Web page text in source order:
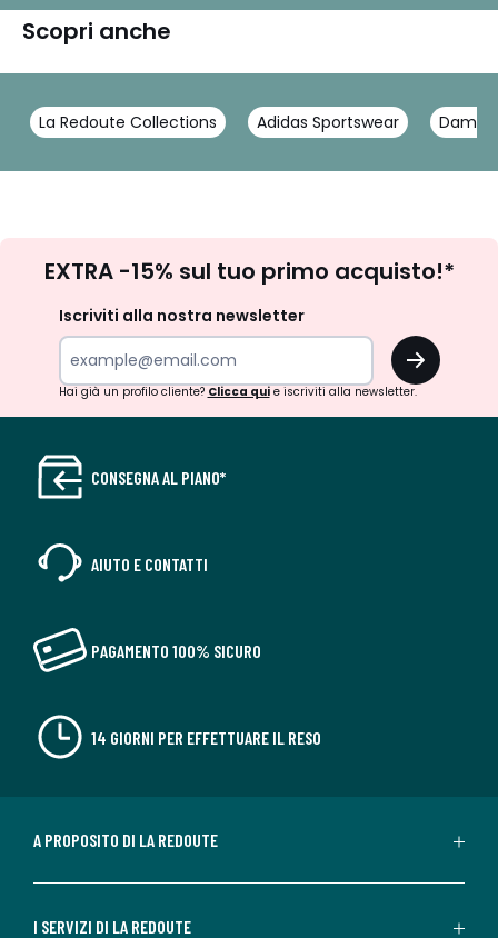
Scopri anche
La Redoute Collections Adidas Sportswear Damart
newsletter
EXTRA -15% sul tuo primo acquisto!*
Iscriviti alla nostra newsletter
OK
Hai già un profilo cliente? Clicca quie iscriviti alla newsletter.
CONSEGNA AL PIANO*
AIUTO E CONTATTI
PAGAMENTO 100% SICURO
14 GIORNI PER EFFETTUARE IL RESO
A PROPOSITO DI LA REDOUTE
I SERVIZI DI LA REDOUTE